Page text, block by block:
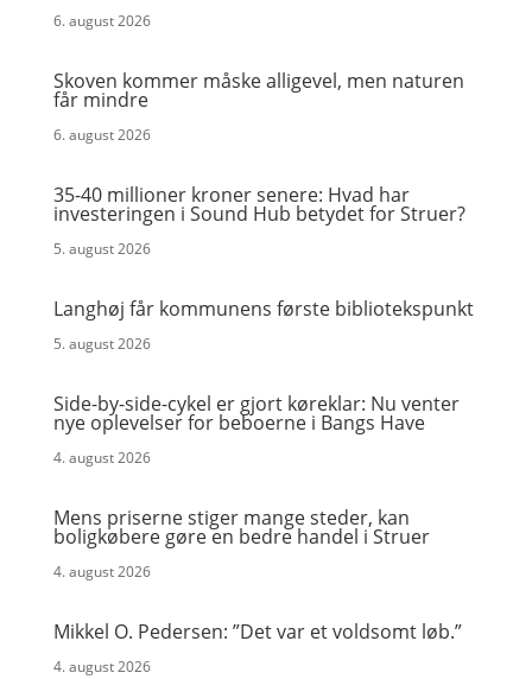
6. august 2026
Skoven kommer måske alligevel, men naturen
får mindre
6. august 2026
35-40 millioner kroner senere: Hvad har
investeringen i Sound Hub betydet for Struer?
5. august 2026
Langhøj får kommunens første bibliotekspunkt
5. august 2026
Side-by-side-cykel er gjort køreklar: Nu venter
nye oplevelser for beboerne i Bangs Have
4. august 2026
Mens priserne stiger mange steder, kan
boligkøbere gøre en bedre handel i Struer
4. august 2026
Mikkel O. Pedersen: ”Det var et voldsomt løb.”
4. august 2026